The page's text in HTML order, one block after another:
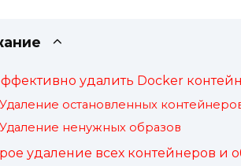
удалить Docker
Удаление остановленных
Удаление ненужных образов
удаление всех контейнеров и